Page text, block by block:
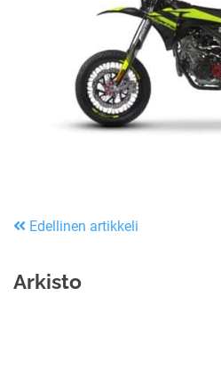
Edellinen artikkeli
Arkisto